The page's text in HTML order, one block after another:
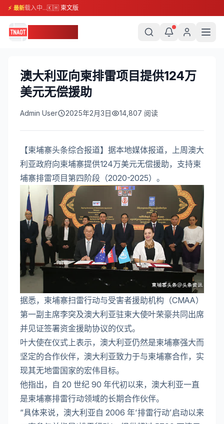
⚡ 最新载入中...🇰🇭 柬文版
澳大利亚向柬排雷项目提供124万
美元无偿援助
Admin User 2025年2月3日 14,807 阅读
【柬埔寨头条综合报道】据本地媒体报道，上周澳大
利亚政府向柬埔寨提供124万美元无偿援助，支持柬
埔寨排雷项目第四阶段（2020-2025）。
据悉，柬埔寨扫雷行动与受害者援助机构（CMAA）
第一副主席李突及澳大利亚驻柬大使叶荣豪共同出席
并见证签署资金援助协议的仪式。
叶大使在仪式上表示，澳大利亚仍然是柬埔寨强大而
坚定的合作伙伴，澳大利亚致力于与柬埔寨合作，实
现其无地雷国家的宏伟目标。
他指出，自 20 世纪 90 年代初以来，澳大利亚一直
是柬埔寨排雷行动领域的长期合作伙伴。
“具体来说，澳大利亚自 2006 年‘排雷行动’启动以来